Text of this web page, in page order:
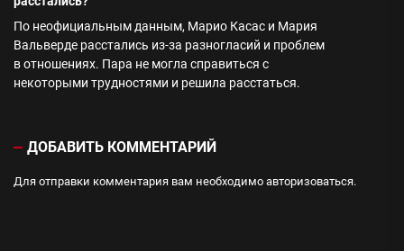
По неофициальным данным, Марио Касас и Мария
Вальверде расстались из-за разногласий и проблем
в отношениях. Пара не могла справиться с
некоторыми трудностями и решила расстаться.
ДОБАВИТЬ КОММЕНТАРИЙ
Для отправки комментария вам необходимо авторизоваться.